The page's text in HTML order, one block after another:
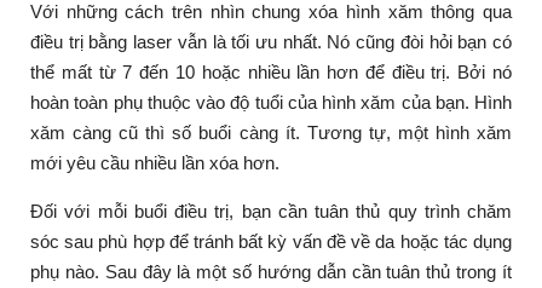
Với những cách trên nhìn chung xóa hình xăm thông qua
điều trị bằng laser vẫn là tối ưu nhất. Nó cũng đòi hỏi bạn có
thể mất từ ​​7 đến 10 hoặc nhiều lần hơn để điều trị. Bởi nó
hoàn toàn phụ thuộc vào độ tuổi của hình xăm của bạn. Hình
xăm càng cũ thì số buổi càng ít. Tương tự, một hình xăm
mới yêu cầu nhiều lần xóa hơn.
Đối với mỗi buổi điều trị, bạn cần tuân thủ quy trình chăm
sóc sau phù hợp để tránh bất kỳ vấn đề về da hoặc tác dụng
phụ nào. Sau đây là một số hướng dẫn cần tuân thủ trong ít